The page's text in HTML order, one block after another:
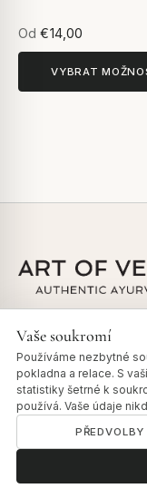
Od €14,00
VYBRAT
RYCHLÉ ODKAZY
Všechny produkty
Náš příběh
Sledovat objednávku
Dosha test
Vaše soukromí
Používáme nezbytné
pokladna a relace. S
statistiky šetrné k
používá. Vaše údaje
PŘEDVOLBY